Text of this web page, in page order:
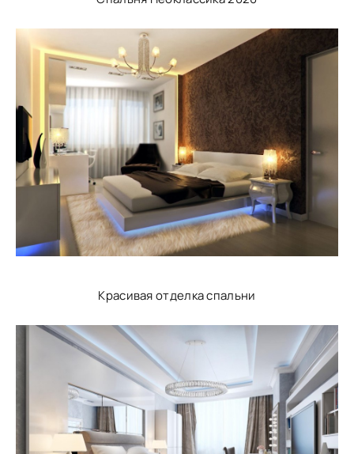
Красивая отделка спальни